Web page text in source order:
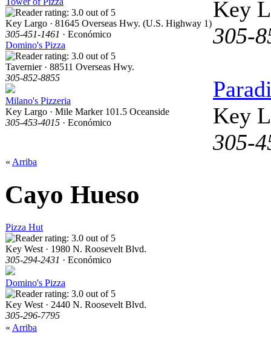
Key Largo · 81645 Overseas Hwy. (U.S. Highway 1)
305-451-1461 · Económico
Domino's Pizza
Tavernier · 88511 Overseas Hwy.
305-852-8855
Milano's Pizzeria
Key Largo · Mile Marker 101.5 Oceanside
305-453-4015 · Económico
Key
305-
Key
305-
« Arriba
Cayo Hueso
Pizza Hut
Key West · 1980 N. Roosevelt Blvd.
305-294-2431 · Económico
Domino's Pizza
Key West · 2440 N. Roosevelt Blvd.
305-296-7795
« Arriba